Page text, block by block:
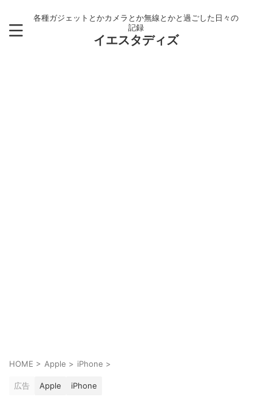
各種ガジェットとかカメラとか無線とかと過ごした日々の
記録
イエスタディズ
HOME > Apple > iPhone >
広告 Apple iPhone